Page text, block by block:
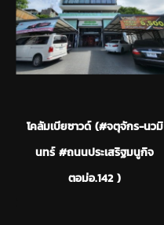
โคลัมเบียซาวด์ (#จตุจักร-นวมิ
นทร์ #ถนนประเสริฐมนูกิจ
ตอม่อ.142 )